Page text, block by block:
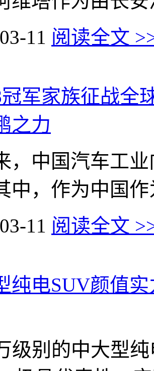
11 阅读全文
军家族征战全
之力
，中国汽车工
中，作为中国
11 阅读全文
纯电SUV颜值
级别的中大型